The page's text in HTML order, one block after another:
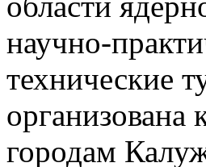
научно­-
технические
организована
городам